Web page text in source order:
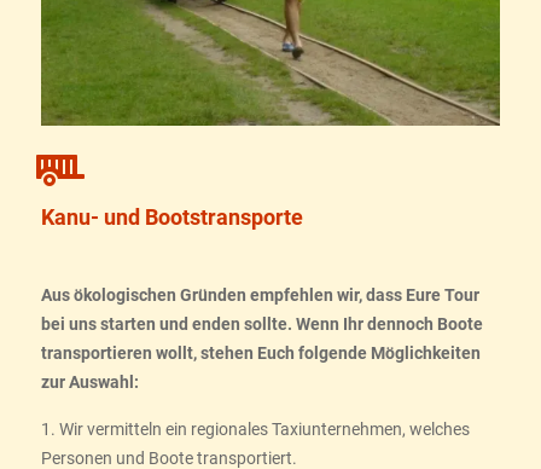
Kanu- und Bootstransporte
Aus ökologischen Gründen empfehlen wir, dass Eure Tour
bei uns starten und enden sollte. Wenn Ihr dennoch Boote
transportieren wollt, stehen Euch folgende Möglichkeiten
zur Auswahl:
1. Wir vermitteln ein regionales Taxiunternehmen, welches
Personen und Boote transportiert.